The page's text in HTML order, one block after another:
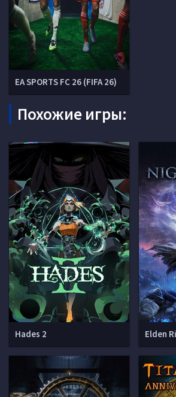
EA SPORTS FC 26 (FIFA 26)
Похожие игры:
Hades 2 Elden